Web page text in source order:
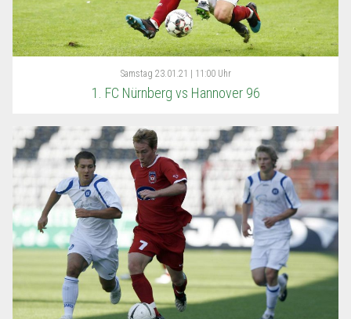
Samstag 23.01.21 | 11:00 Uhr
1. FC Nürnberg vs Hannover 96